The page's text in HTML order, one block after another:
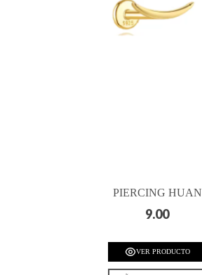
PIERCING HUAN
9.00
VER PRODUCTO